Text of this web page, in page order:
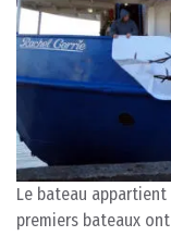
Le bateau
premiers bateaux